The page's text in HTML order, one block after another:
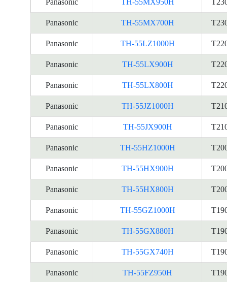
Panasonic TH-55MX950H
Panasonic TH-55MX700H
Panasonic TH-55LZ1000H
Panasonic TH-55LX900H
Panasonic TH-55LX800H
Panasonic TH-55JZ1000H
Panasonic TH-55JX900H
Panasonic TH-55HZ1000H
Panasonic TH-55HX900H
Panasonic TH-55HX800H
Panasonic TH-55GZ1000H
Panasonic TH-55GX880H
Panasonic TH-55GX740H
Panasonic TH-55FZ950H